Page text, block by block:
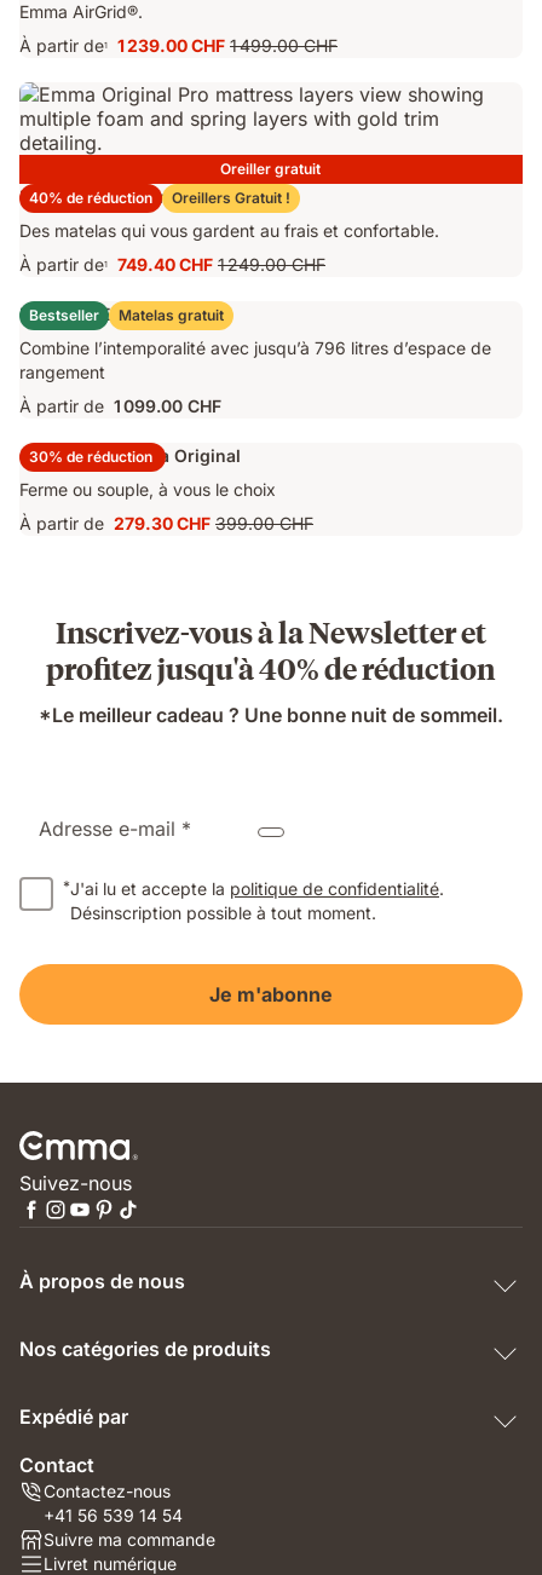
Emma AirGrid®.
À partir de1
Prix
1 239.00 CHF Prix
1 499.00 CHF
1 499.00 CHF
Oreiller gratuit
40% de réduction
Oreillers Gratuit !
Matelas Emma Original Pro
Des matelas qui vous gardent au frais et confortable.
À partir de1
Prix
749.40 CHF
749.40 CHF Prix
d'origine
1 249.00 CHF
1 249.00 CHF
Bestseller Matelas gratuit
Lit Coffre Emma Original
Combine l’intemporalité avec jusqu’à 796 litres d’espace de
rangement
À partir de 1 099.00 CHF
30% de réduction
Surmatelas Emma Original
Ferme ou souple, à vous le choix
À partir de Prix
279.30 CHF Prix
399.00 CHF
Inscrivez-vous à la Newsletter et
profitez jusqu'à 40% de réduction
*Le meilleur cadeau ? Une bonne nuit de sommeil.
Adresse e-mail *
*J'ai lu et accepte la politique de confidentialité.
Désinscription possible à tout moment.
Je m'abonne
Suivez-nous
À propos de nous
Nos catégories de produits
Expédié par
Contact
Contactez-nous
+41 56 539 14 54
Suivre ma commande
Livret numérique